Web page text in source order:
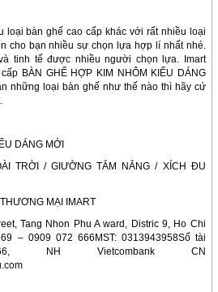
loại bàn ghế cao cấp khác với rất nhiều loại
cho bạn nhiều sự chọn lựa hợp lí nhất nhé.
tinh tế được nhiều người chọn lựa. Imart
BÀN GHẾ HỢP KIM NHÔM KIỂU DÁNG
những loại bàn ghế như thế nào thì hãy cứ
DÁNG MỚI
TRỜI / GIƯỜNG TẮM NẮNG / XÍCH ĐU
MẠI IMART
Tang Nhon Phu A ward, Distric 9, Ho Chi
– 0909 072 666MST: 0313943958Số tài
NH Vietcombank CN